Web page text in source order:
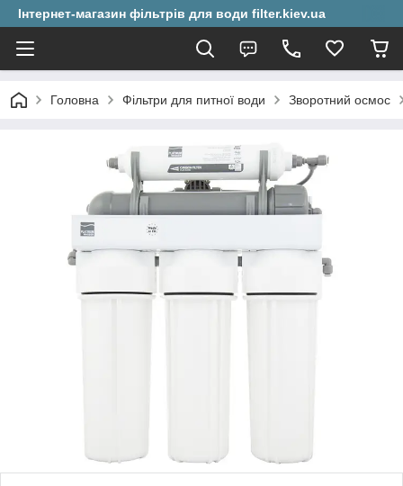
Інтернет-магазин фільтрів для води filter.kiev.ua
Головна Фільтри для питної води Зворотний осмос